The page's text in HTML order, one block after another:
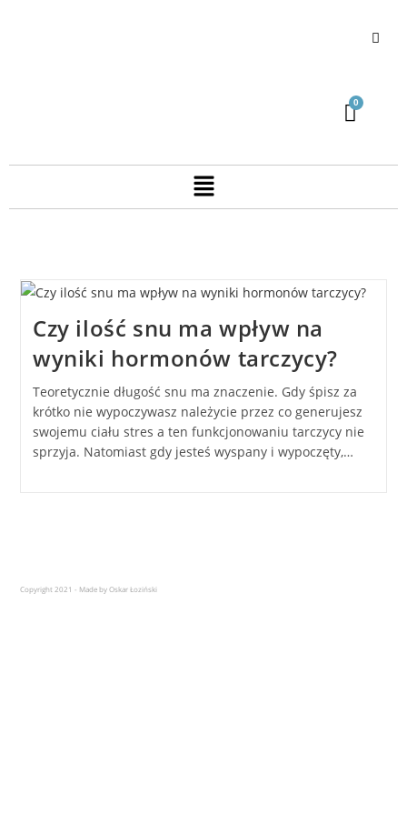
Czy ilość snu ma wpływ na
wyniki hormonów tarczycy?
Teoretycznie długość snu ma znaczenie. Gdy śpisz za
krótko nie wypoczywasz należycie przez co generujesz
swojemu ciału stres a ten funkcjonowaniu tarczycy nie
sprzyja. Natomiast gdy jesteś wyspany i wypoczęty,…
Copyright 2021 - Made by Oskar Łoziński